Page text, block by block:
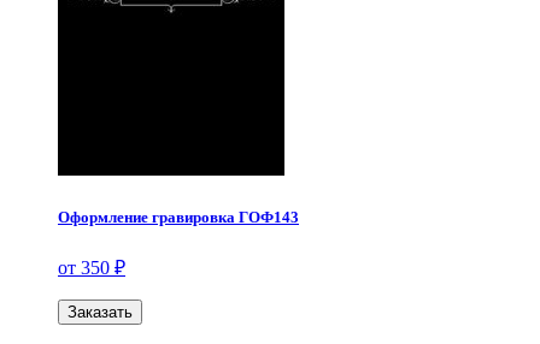
Оформление гравировка ГОФ143
от 350 ₽
Заказать